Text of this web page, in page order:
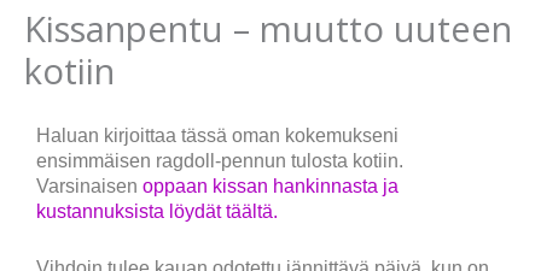
Kissanpentu – muutto uuteen
kotiin
Haluan kirjoittaa tässä oman kokemukseni
ensimmäisen ragdoll-pennun tulosta kotiin.
Varsinaisen oppaan kissan hankinnasta ja
kustannuksista löydät täältä.